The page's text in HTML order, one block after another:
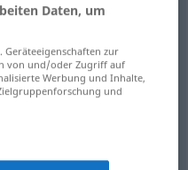
Daten, um
Geräteeigenschaften zur
von und/oder Zugriff auf
Werbung und Inhalte,
und